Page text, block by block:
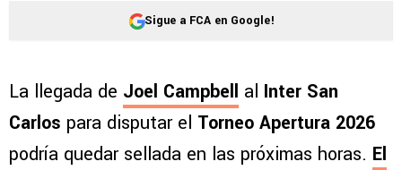
Sigue a FCA en Google!
La llegada de Joel Campbell al Inter San
Carlos para disputar el Torneo Apertura 2026
podría quedar sellada en las próximas horas. El